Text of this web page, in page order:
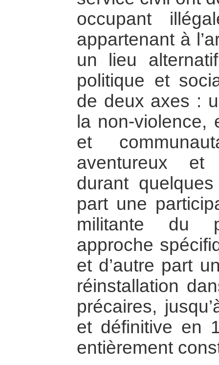
occupant
appartenant à
un lieu
politique et
de deux axes :
la non-violence,
et
aventureux et
durant
part une
militante du
approche
et d’autre part
réinstallation
précaires,
et définitive en
entièrement